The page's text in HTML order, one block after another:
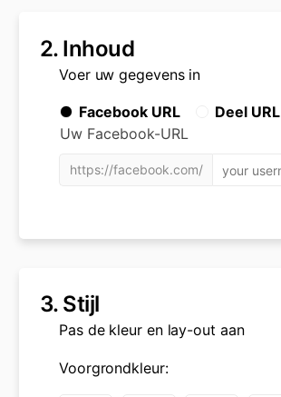
2. Inhoud
Voer uw gegevens in
Facebook URL
Deel URL
Uw Facebook-URL
https://facebook.com/
3. Stijl
Pas de kleur en lay-out aan
Voorgrondkleur: